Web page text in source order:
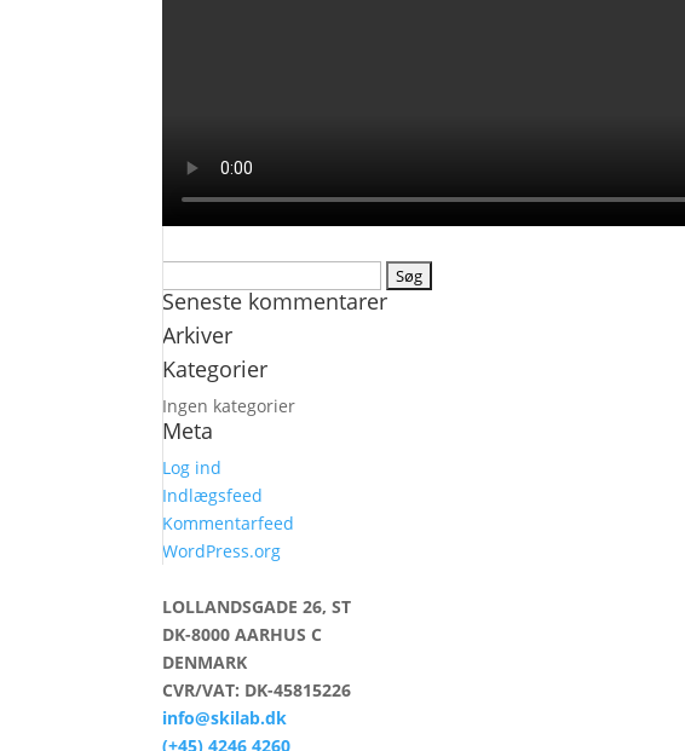
efter:
Seneste kommentarer
Arkiver
Kategorier
Ingen kategorier
Meta
Log ind
Indlægsfeed
Kommentarfeed
WordPress.org
LOLLANDSGADE 26, ST
DK-8000 AARHUS C
DENMARK
CVR/VAT: DK-45815226
info@skilab.dk
(+45) 4246 4260